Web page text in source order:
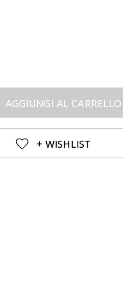
AGGIUNGI AL CARRELLO
+ WISHLIST